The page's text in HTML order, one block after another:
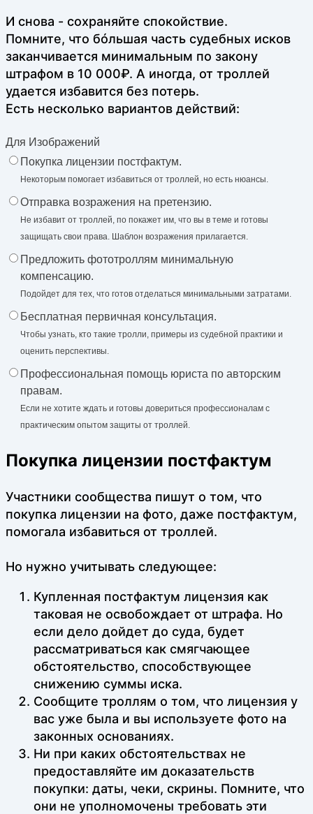
И снова - сохраняйте спокойствие.
Помните, что бóльшая часть судебных исков
заканчивается минимальным по закону
штрафом в 10 000₽. А иногда, от троллей
удается избавится без потерь.
Есть несколько вариантов действий:
Для Изображений
Покупка лицензии постфактум.
Некоторым помогает избавиться от троллей, но есть нюансы.
Отправка возражения на претензию.
Не избавит от троллей, по покажет им, что вы в теме и готовы
защищать свои права. Шаблон возражения прилагается.
Предложить фототроллям минимальную
компенсацию.
Подойдет для тех, что готов отделаться минимальными затратами.
Бесплатная первичная консультация.
Чтобы узнать, кто такие тролли, примеры из судебной практики и
оценить перспективы.
Профессиональная помощь юриста по авторским
правам.
Если не хотите ждать и готовы довериться профессионалам с
практическим опытом защиты от троллей.
Покупка лицензии постфактум
Участники сообщества пишут о том, что
покупка лицензии на фото, даже постфактум,
помогала избавиться от троллей.
Но нужно учитывать следующее:
Купленная постфактум лицензия как
таковая не освобождает от штрафа. Но
если дело дойдет до суда, будет
рассматриваться как смягчающее
обстоятельство, способствующее
снижению суммы иска.
Сообщите троллям о том, что лицензия у
вас уже была и вы используете фото на
законных основаниях.
Ни при каких обстоятельствах не
предоставляйте им доказательств
покупки: даты, чеки, скрины. Помните, что
они не уполномочены требовать эти